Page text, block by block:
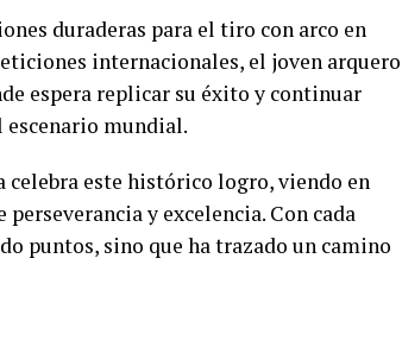
duraderas para el tiro con arco en
internacionales, el joven arquero
espera replicar su éxito y continuar
mundial.
este histórico logro, viendo en
y excelencia. Con cada
puntos, sino que ha trazado un camino